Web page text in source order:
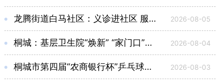
龙腾街道白马社区：义诊进社区 服务暖民心 2026-08-05
桐城：基层卫生院“焕新” “家门口”看病无忧 2026-08-04
桐城市第四届“农商银行杯”乒乓球团体赛开幕 2026-08-03